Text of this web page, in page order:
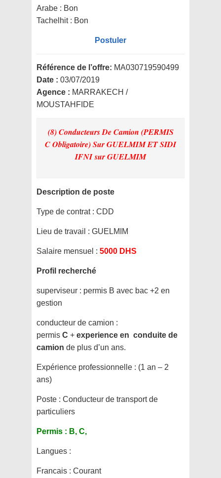
Arabe : Bon
Tachelhit : Bon
Postuler
Référence de l’offre: MA030719590499
Date : 03/07/2019
Agence : MARRAKECH /
MOUSTAHFIDE
(8) Conducteurs De Camion (PERMIS
C Obligatoire) Sur GUELMIM ET SIDI
IFNIsur GUELMIM
Description de poste
Type de contrat : CDD
Lieu de travail : GUELMIM
Salaire mensuel : 5000 DHS
Profil recherché
superviseur : permis B avec bac +2 en
gestion
conducteur de camion :
permis C + experience en conduite de
camion de plus d’un ans.
Expérience professionnelle : (1 an – 2
ans)
Poste : Conducteur de transport de
particuliers
Permis : B, C,
Langues :
Francais : Courant